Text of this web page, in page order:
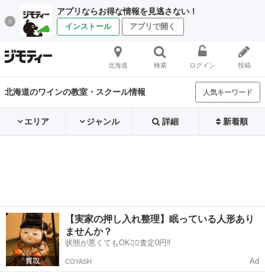
アプリならお得な情報を見逃さない！
インストール アプリで開く
北海道 検索 ログイン 投稿
北海道のワインの教室・スクール情報 人気キーワード
エリア ジャンル 詳細 新着順
【実家の押し入れ整理】眠っている人形あり
ませんか？
状態が悪くてもOK🙆‍♀️査定0円‼️
COYASH Ad